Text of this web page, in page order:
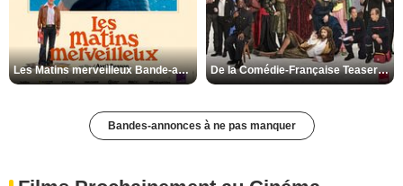
Les Matins merveilleux Bande-annonce VF De la Comédie-Française Teaser VF
Bandes-annonces à ne pas manquer